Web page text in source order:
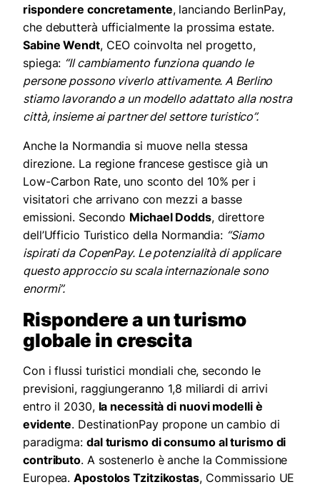
rispondere concretamente, lanciando BerlinPay,
che debutterà ufficialmente la prossima estate.
Sabine Wendt, CEO coinvolta nel progetto,
spiega: “Il cambiamento funziona quando le
persone possono viverlo attivamente. A Berlino
stiamo lavorando a un modello adattato alla nostra
città, insieme ai partner del settore turistico”.
Anche la Normandia si muove nella stessa
direzione. La regione francese gestisce già un
Low-Carbon Rate, uno sconto del 10% per i
visitatori che arrivano con mezzi a basse
emissioni. Secondo Michael Dodds, direttore
dell’Ufficio Turistico della Normandia: “Siamo
ispirati da CopenPay. Le potenzialità di applicare
questo approccio su scala internazionale sono
enormi”.
Rispondere a un turismo
globale in crescita
Con i flussi turistici mondiali che, secondo le
previsioni, raggiungeranno 1,8 miliardi di arrivi
entro il 2030, la necessità di nuovi modelli è
evidente. DestinationPay propone un cambio di
paradigma: dal turismo di consumo al turismo di
contributo. A sostenerlo è anche la Commissione
Europea.Apostolos Tzitzikostas, Commissario UE